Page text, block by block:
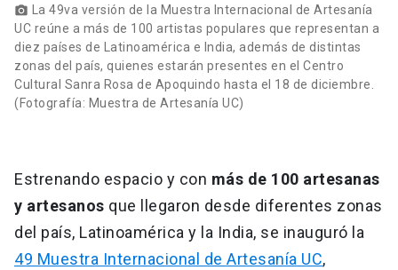
photo_camera La 49va versión de la Muestra Internacional de Artesanía
UC reúne a más de 100 artistas populares que representan a
diez países de Latinoamérica e India, además de distintas
zonas del país, quienes estarán presentes en el Centro
Cultural Sanra Rosa de Apoquindo hasta el 18 de diciembre.
(Fotografía: Muestra de Artesanía UC)
Estrenando espacio y con más de 100 artesanas
y artesanos que llegaron desde diferentes zonas
del país, Latinoamérica y la India, se inauguró la
49 Muestra Internacional de Artesanía UC,